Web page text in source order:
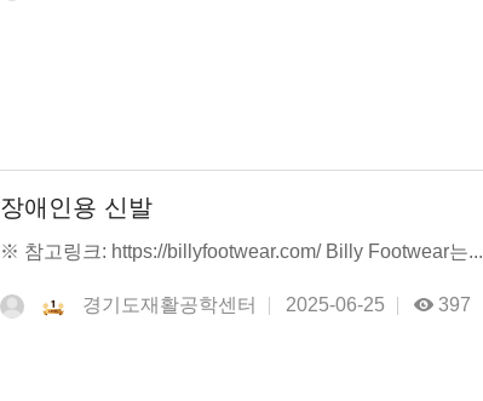
장애인용 신발
※ 참고링크: https://billyfootwear.com/ Billy Footwear는...
경기도재활공학센터 2025-06-25 397